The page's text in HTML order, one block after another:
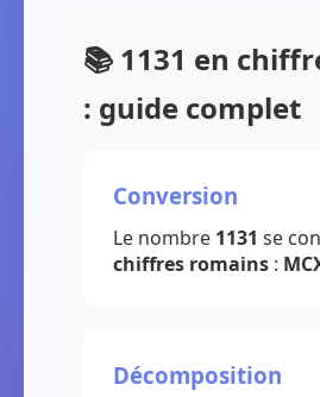
📚 1131 en
: guide complet
Conversion
Le nombre 1131 se
chiffres romains :
Décomposition